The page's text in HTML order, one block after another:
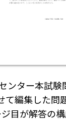
ンター本試験
て編集した問
目が解答の